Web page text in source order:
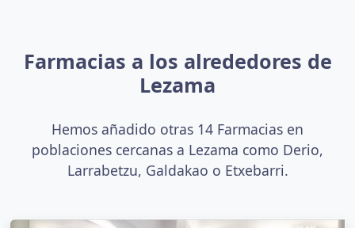
Farmacias a los alrededores de
Lezama
Hemos añadido otras 14 Farmacias en
poblaciones cercanas a Lezama como Derio,
Larrabetzu, Galdakao o Etxebarri.